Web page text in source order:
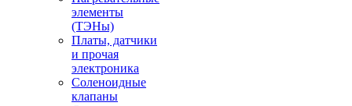
элементы
(ТЭНы)
Платы, датчики
и прочая
электроника
Соленоидные
клапаны